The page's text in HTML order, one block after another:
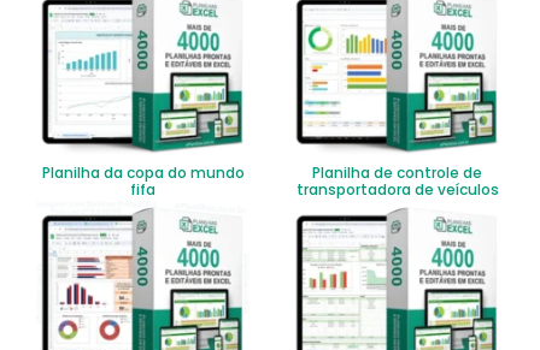
Planilha da copa do mundo
fifa
Planilha de controle de
transportadora de veículos